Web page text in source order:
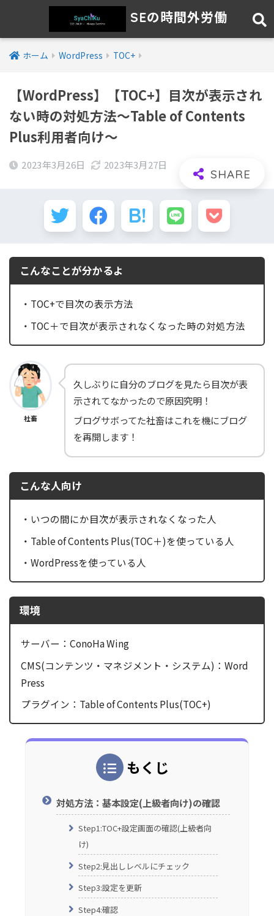
SEの時間外労働
ホーム WordPress TOC+
【WordPress】【TOC+】目次が表示され
ない時の対処方法～Table of Contents
Plus利用者向け～
2023年3月26日 2023年3月27日
こんなことが分かるよ
・TOC+で目次の表示方法
・TOC＋で目次が表示されなくなった時の対処方法
社畜
久しぶりに自分のブログを見たら目次が表
示されてなかったので原因究明！
ブログサボってた社畜はこれを機にブログ
を再開します！
こんな人向け
・いつの間にか目次が表示されなくなった人
・Table of Contents Plus(TOC＋)を使っている人
・WordPressを使っている人
環境
サーバー：ConoHa Wing
CMS(コンテンツ・マネジメント・システム)：Word
Press
プラグイン：Table of Contents Plus(TOC+)
もくじ
対処方法：基本設定(上級者向け)の確認
Step1:TOC+設定画面の確認(上級者向
け)
Step2:見出しレベルにチェック
Step3:設定を更新
Step4:確認